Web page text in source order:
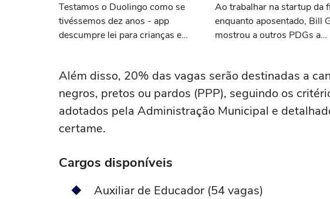
Testamos o Duolingo como se
tivéssemos dez anos - app
descumpre lei para crianças e
Ao trabalhar na startup da
enquanto aposentado, Bill
mostrou a outros PDGs a
Além disso, 20% das vagas serão destinadas a
negros, pretos ou pardos (PPP), seguindo os
adotados pela Administração Municipal e
certame.
Cargos disponíveis
Auxiliar de Educador (54 vagas)